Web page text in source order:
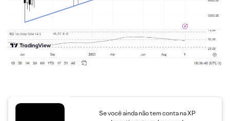
Se você ainda não tem conta na XP